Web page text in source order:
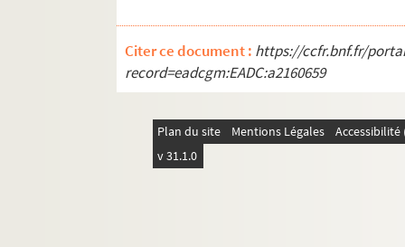
Citer ce document : https://ccfr.bnf.fr/
record=eadcgm:EADC:a2160659
Plan du site Mentions Légales
v 31.1.0